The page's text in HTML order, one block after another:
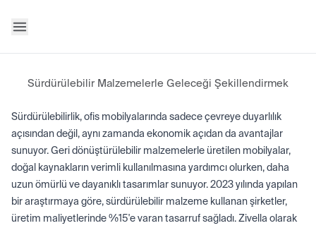
Sürdürülebilir Malzemelerle Geleceği Şekillendirmek
Sürdürülebilirlik, ofis mobilyalarında sadece çevreye duyarlılık
açısından değil, aynı zamanda ekonomik açıdan da avantajlar
sunuyor. Geri dönüştürülebilir malzemelerle üretilen mobilyalar,
doğal kaynakların verimli kullanılmasına yardımcı olurken, daha
uzun ömürlü ve dayanıklı tasarımlar sunuyor. 2023 yılında yapılan
bir araştırmaya göre, sürdürülebilir malzeme kullanan şirketler,
üretim maliyetlerinde %15'e varan tasarruf sağladı. Zivella olarak